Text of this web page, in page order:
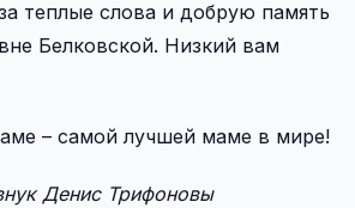
теплые слова и добрую память
Белковской. Низкий вам
– самой лучшей маме в мире!
Денис Трифоновы